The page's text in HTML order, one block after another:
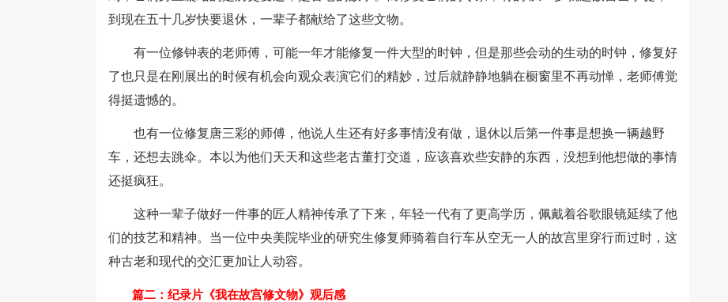
到现在五十几岁快要退休，一辈子都献给了这些文物。
有一位修钟表的老师傅，可能一年才能修复一件大型的时钟，但是那些会动的生动的时钟，修复好
了也只是在刚展出的时候有机会向观众表演它们的精妙，过后就静静地躺在橱窗里不再动惮，老师傅觉
得挺遗憾的。
也有一位修复唐三彩的师傅，他说人生还有好多事情没有做，退休以后第一件事是想换一辆越野
车，还想去跳伞。本以为他们天天和这些老古董打交道，应该喜欢些安静的东西，没想到他想做的事情
还挺疯狂。
这种一辈子做好一件事的匠人精神传承了下来，年轻一代有了更高学历，佩戴着谷歌眼镜延续了他
们的技艺和精神。当一位中央美院毕业的研究生修复师骑着自行车从空无一人的故宫里穿行而过时，这
种古老和现代的交汇更加让人动容。
篇二：纪录片《我在故宫修文物》观后感